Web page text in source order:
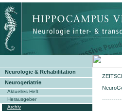
Neurologie & Rehabilitation
Neurogeriatrie
Aktuelles Heft
Herausgeber
Archiv